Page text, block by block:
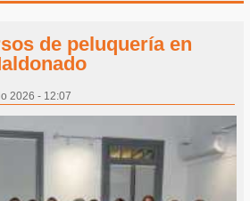
de peluquería en
2026 - 12:07